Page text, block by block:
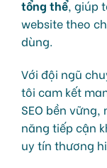
tổng thể, giúp
website theo
dùng.
Với đội ngũ
tôi cam kết
SEO bền
năng tiếp cận
uy tín thương